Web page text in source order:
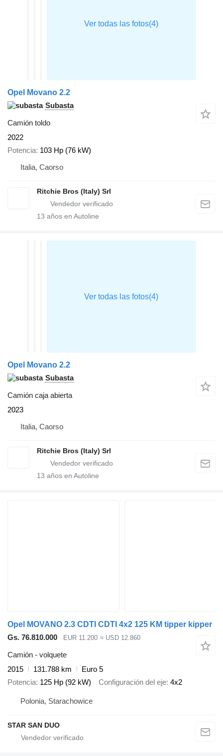
Opel Movano 2.2
Subasta
Camión toldo
2022
Potencia 103 Hp (76 kW)
Italia, Caorso
Ritchie Bros (Italy) Srl
13 años en Autoline
Opel Movano 2.2
Subasta
Camión caja abierta
2023
Italia, Caorso
Ritchie Bros (Italy) Srl
13 años en Autoline
Opel MOVANO 2.3 CDTI CDTI 4x2 125 KM tipper kipper
Gs. 76.810.000
EUR 11.200 ≈ USD 12.860
Camión - volquete
2015
131.788 km
Euro 5
Potencia 125 Hp (92 kW) Configuración del eje 4x2
Polonia, Starachowice
STAR SAN DUO